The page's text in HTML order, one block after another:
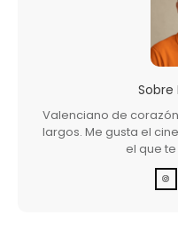
Sobre
Valenciano de
largos. Me gusta el
el que